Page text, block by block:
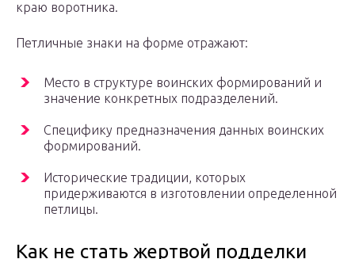
краю воротника.
Петличные знаки на форме отражают:
Место в структуре воинских формирований и
значение конкретных подразделений.
Специфику предназначения данных воинских
формирований.
Исторические традиции, которых
придерживаются в изготовлении определенной
петлицы.
Как не стать жертвой подделки